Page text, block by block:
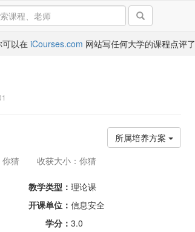
可以在 iCourses.com 网站写任何大学的课程点评了
所属培养方案
猜 收获大小：你猜
教学类型： 理论课
开课单位： 信息安全
学分： 3.0